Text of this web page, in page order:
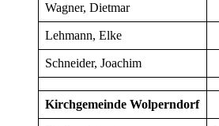
Wagner, Dietmar
Lehmann, Elke
Schneider, Joachim
Kirchgemeinde Wolperndorf